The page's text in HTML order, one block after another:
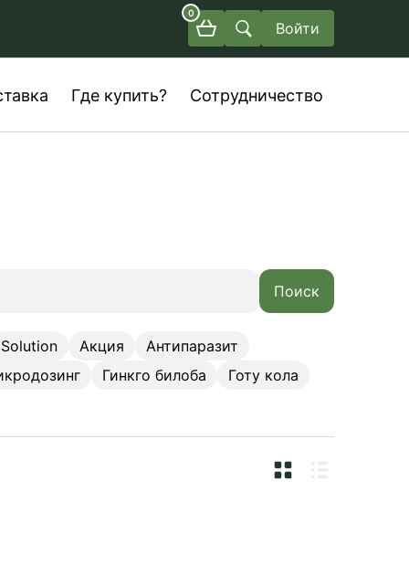
0
Войти
Где купить? Сотрудничество
Поиск
Solution Акция
Антипаразит
Гинкго билоба
Готу кола